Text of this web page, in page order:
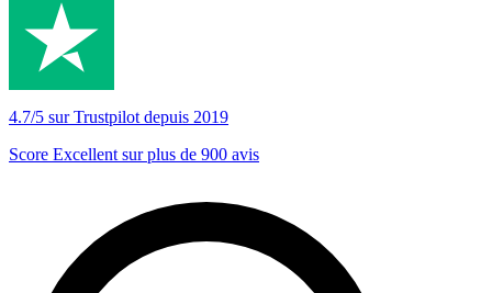
4.7/5 sur Trustpilot depuis 2019
Score Excellent sur plus de 900 avis